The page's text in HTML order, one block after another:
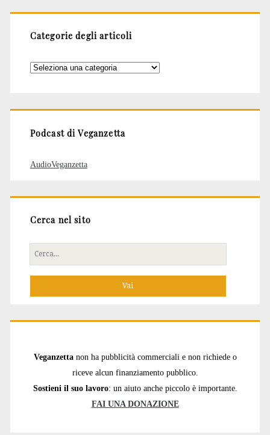
Categorie degli articoli
Categorie
Podcast di Veganzetta
AudioVeganzetta
Cerca nel sito
Cerca
per:
Veganzetta non ha pubblicità commerciali e non richiede o
riceve alcun finanziamento pubblico.
Sostieni il suo lavoro: un aiuto anche piccolo è importante.
FAI UNA DONAZIONE